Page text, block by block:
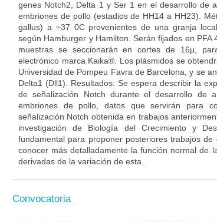
genes Notch2, Delta 1 y Ser 1 en el desarrollo de
embriones de pollo (estadios de HH14 a HH23).
gallus) a ~37 0C provenientes de una granja
según Hamburger y Hamilton. Serán fijados en
muestras se seccionarán en cortes de 16µ,
electrónico marca Kaika®. Los plásmidos se
Universidad de Pompeu Favra de Barcelona, y se
Delta1 (Dll1). Resultados: Se espera describir la
de señalización Notch durante el desarrollo de
embriones de pollo, datos que servirán para
señalización Notch obtenida en trabajos
investigación de Biología del Crecimiento y
fundamental para proponer posteriores trabajos
conocer más detalladamente la función normal de
derivadas de la variación de esta.
Convocatoria